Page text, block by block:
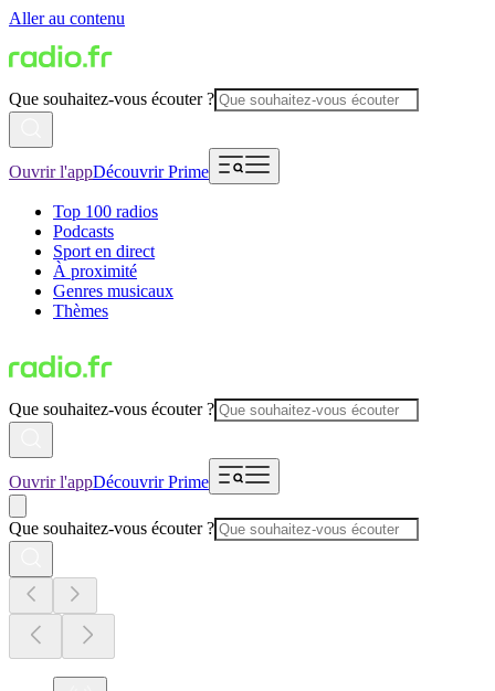
Aller au contenu
Que souhaitez-vous écouter ?
Ouvrir l'appDécouvrir Prime
Top 100 radios
Podcasts
Sport en direct
À proximité
Genres musicaux
Thèmes
Que souhaitez-vous écouter ?
Ouvrir l'appDécouvrir Prime
Que souhaitez-vous écouter ?